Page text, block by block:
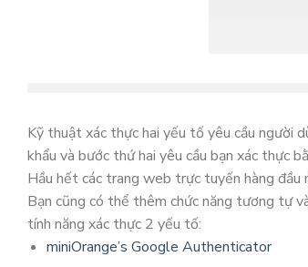
Kỹ thuật xác thực hai yếu tố yêu cầu người
khẩu và bước thứ hai yêu cầu bạn xác thực
Hầu hết các trang web trực tuyến hàng đầu
Bạn cũng có thể thêm chức năng tương tự
tính năng xác thực 2 yếu tố:
miniOrange’s Google Authenticator